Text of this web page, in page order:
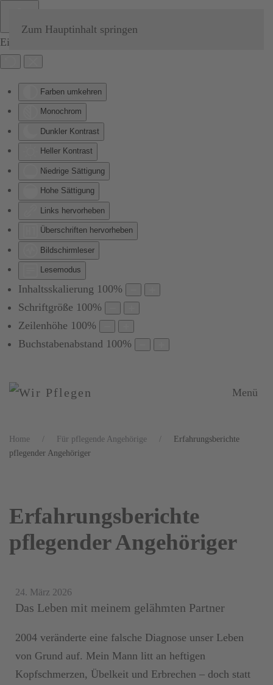
Eingabehilfen öffnen
Farben umkehren
Monochrom
Dunkler Kontrast
Heller Kontrast
Niedrige Sättigung
Hohe Sättigung
Links hervorheben
Überschriften hervorheben
Bildschirmleser
Lesemodus
Inhaltsskalierung 100%
Schriftgröße 100%
Zeilenhöhe 100%
Buchstabenabstand 100%
Zum Hauptinhalt springen
Menü
Home Für pflegende Angehörige
Erfahrungsberichte
pflegender Angehöriger
Erfahrungsberichte
pflegender Angehöriger
24. März 2026
Das Leben mit meinem gelähmten Partner
2004 veränderte eine falsche Diagnose unser Leben
von Grund auf. Mein Mann litt an heftigen
Kopfschmerzen, Übelkeit und Erbrechen – doch statt